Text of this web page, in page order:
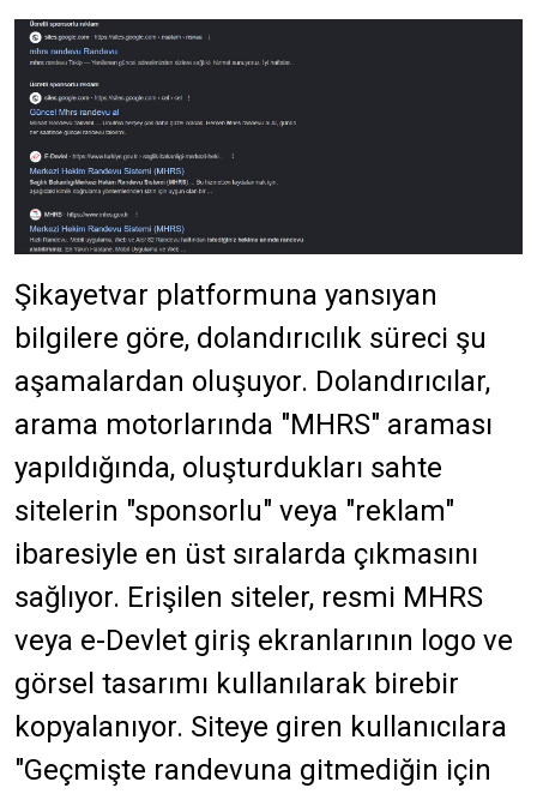
Şikayetvar platformuna yansıyan
bilgilere göre, dolandırıcılık süreci şu
aşamalardan oluşuyor. Dolandırıcılar,
arama motorlarında "MHRS" araması
yapıldığında, oluşturdukları sahte
sitelerin "sponsorlu" veya "reklam"
ibaresiyle en üst sıralarda çıkmasını
sağlıyor. Erişilen siteler, resmi MHRS
veya e-Devlet giriş ekranlarının logo ve
görsel tasarımı kullanılarak birebir
kopyalanıyor. Siteye giren kullanıcılara
"Geçmişte randevuna gitmediğin için